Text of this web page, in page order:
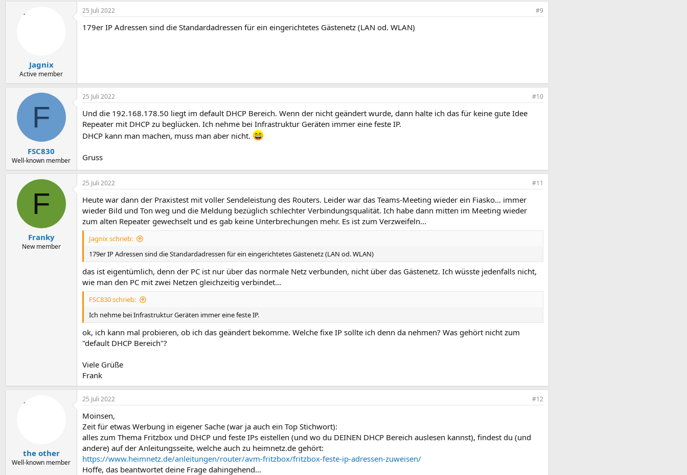
Jagnix
Active member
25 Juli 2022 #9
179er IP Adressen sind die Standardadressen für ein eingerichtetes Gästenetz (LAN od. WLAN)
F
FSC830
Well-known member
25 Juli 2022 #10
Und die 192.168.178.50 liegt im default DHCP Bereich. Wenn der nicht geändert wurde, dann halte ich das für keine gute Idee
Repeater mit DHCP zu beglücken. Ich nehme bei Infrastruktur Geräten immer eine feste IP.
DHCP kann man machen, muss man aber nicht.
Gruss
F
Franky
New member
25 Juli 2022 #11
Heute war dann der Praxistest mit voller Sendeleistung des Routers. Leider war das Teams-Meeting wieder ein Fiasko... immer
wieder Bild und Ton weg und die Meldung bezüglich schlechter Verbindungsqualität. Ich habe dann mitten im Meeting wieder
zum alten Repeater gewechselt und es gab keine Unterbrechungen mehr. Es ist zum Verzweifeln...
Jagnix schrieb:
179er IP Adressen sind die Standardadressen für ein eingerichtetes Gästenetz (LAN od. WLAN)
das ist eigentümlich, denn der PC ist nur über das normale Netz verbunden, nicht über das Gästenetz. Ich wüsste jedenfalls nicht,
wie man den PC mit zwei Netzen gleichzeitig verbindet...
FSC830 schrieb:
Ich nehme bei Infrastruktur Geräten immer eine feste IP.
ok, ich kann mal probieren, ob ich das geändert bekomme. Welche fixe IP sollte ich denn da nehmen? Was gehört nicht zum
"default DHCP Bereich"?
Viele Grüße
Frank
the other
Well-known member
25 Juli 2022 #12
Moinsen,
Zeit für etwas Werbung in eigener Sache (war ja auch ein Top Stichwort):
alles zum Thema Fritzbox und DHCP und feste IPs eistellen (und wo du DEINEN DHCP Bereich auslesen kannst), findest du (und
andere) auf der Anleitungsseite, welche auch zu heimnetz.de gehört:
https://www.heimnetz.de/anleitungen/router/avm-fritzbox/fritzbox-feste-ip-adressen-zuweisen/
Hoffe, das beantwortet deine Frage dahingehend...